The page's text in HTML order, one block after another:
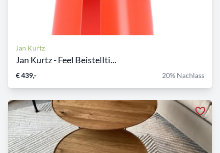
Jan Kurtz
Jan Kurtz - Feel Beistellti...
€ 439,- 20% Nachlass